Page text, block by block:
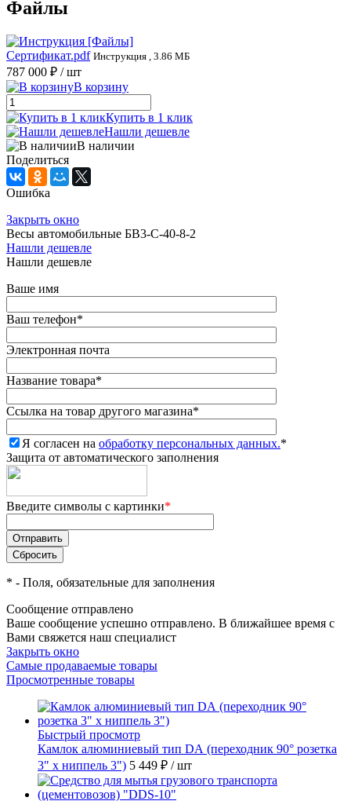
Файлы
Сертификат.pdf Инструкция , 3.86 МБ
787 000 ₽ / шт
В корзину
Купить в 1 клик
Нашли дешевле
В наличии
Поделиться
Ошибка
Закрыть окно
Весы автомобильные БВ3-С-40-8-2
Нашли дешевле
Нашли дешевле
Ваше имя
Ваш телефон*
Электронная почта
Название товара*
Ссылка на товар другого магазина*
Я согласен на обработку персональных данных.*
Защита от автоматического заполнения
Введите символы с картинки*
* - Поля, обязательные для заполнения
Сообщение отправлено
Ваше сообщение успешно отправлено. В ближайшее время с
Вами свяжется наш специалист
Закрыть окно
Самые продаваемые товары
Просмотренные товары
Быстрый просмотр
Камлок алюминиевый тип DА (переходник 90° розетка
3" х ниппель 3") 5 449 ₽ / шт